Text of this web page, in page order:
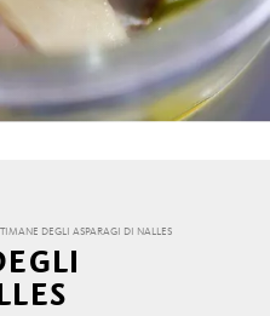
DEGLI ASPARAGI DI NALLES